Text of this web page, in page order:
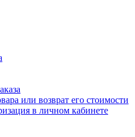
или возврат его стоимости
в личном кабинете